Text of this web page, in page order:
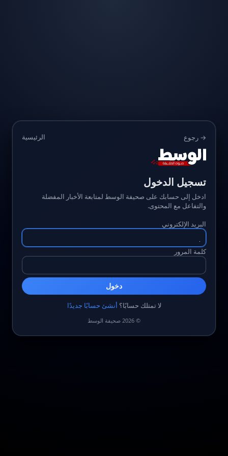
→ رجوع الرئيسية
تسجيل الدخول
ادخل إلى حسابك على صحيفة الوسط لمتابعة الأخبار المفضلة
والتفاعل مع المحتوى.
البريد الإلكتروني
كلمة المرور
دخول
لا تمتلك حسابًا؟ أنشئ حسابًا جديدًا
© 2026 صحيفة الوسط